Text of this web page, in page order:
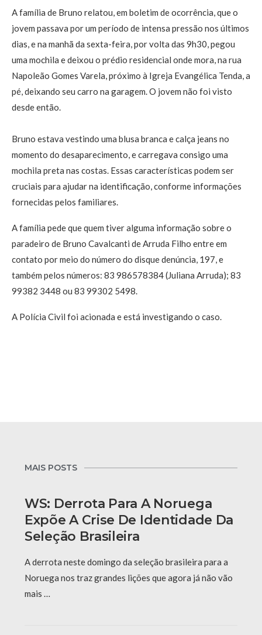
A família de Bruno relatou, em boletim de ocorrência, que o
jovem passava por um período de intensa pressão nos últimos
dias, e na manhã da sexta-feira, por volta das 9h30, pegou
uma mochila e deixou o prédio residencial onde mora, na rua
Napoleão Gomes Varela, próximo à Igreja Evangélica Tenda, a
pé, deixando seu carro na garagem. O jovem não foi visto
desde então.
Bruno estava vestindo uma blusa branca e calça jeans no
momento do desaparecimento, e carregava consigo uma
mochila preta nas costas. Essas características podem ser
cruciais para ajudar na identificação, conforme informações
fornecidas pelos familiares.
A família pede que quem tiver alguma informação sobre o
paradeiro de Bruno Cavalcanti de Arruda Filho entre em
contato por meio do número do disque denúncia, 197, e
também pelos números: 83 986578384 (Juliana Arruda); 83
99382 3448 ou 83 99302 5498.
A Polícia Civil foi acionada e está investigando o caso.
MAIS POSTS
WS: Derrota Para A Noruega
Expõe A Crise De Identidade Da
Seleção Brasileira
A derrota neste domingo da seleção brasileira para a
Noruega nos traz grandes lições que agora já não vão
mais …